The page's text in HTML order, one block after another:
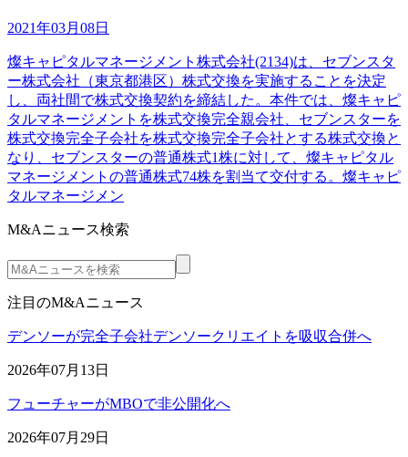
2021年03月08日
燦キャピタルマネージメント株式会社(2134)は、セブンスタ
ー株式会社（東京都港区）株式交換を実施することを決定
し、両社間で株式交換契約を締結した。本件では、燦キャピ
タルマネージメントを株式交換完全親会社、セブンスターを
株式交換完全子会社を株式交換完全子会社とする株式交換と
なり、セブンスターの普通株式1株に対して、燦キャピタル
マネージメントの普通株式74株を割当て交付する。燦キャピ
タルマネージメン
M&Aニュース検索
注目のM&Aニュース
デンソーが完全子会社デンソークリエイトを吸収合併へ
2026年07月13日
フューチャーがMBOで非公開化へ
2026年07月29日